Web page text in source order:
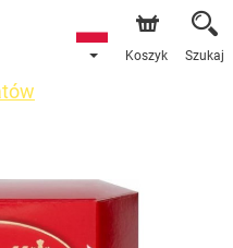
naszego
możliwy termin dostawy
urlopu.
Koszyk Szukaj